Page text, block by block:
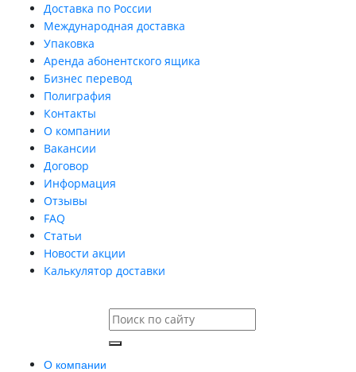
Доставка по России
Международная доставка
Упаковка
Аренда абонентского ящика
Бизнес перевод
Полиграфия
Контакты
О компании
Вакансии
Договор
Информация
Отзывы
FAQ
Статьи
Новости акции
Калькулятор доставки
О компании